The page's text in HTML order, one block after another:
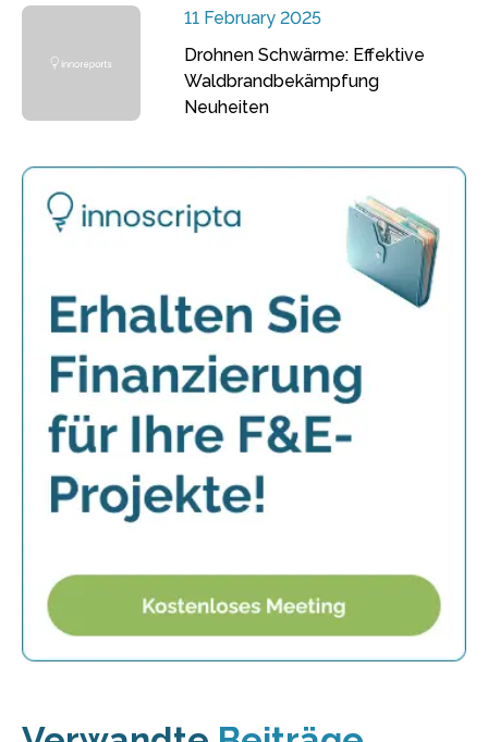
11 February 2025
Drohnen Schwärme: Effektive
Waldbrandbekämpfung
Neuheiten